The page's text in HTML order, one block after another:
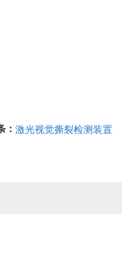
：激光视觉撕裂检测装置